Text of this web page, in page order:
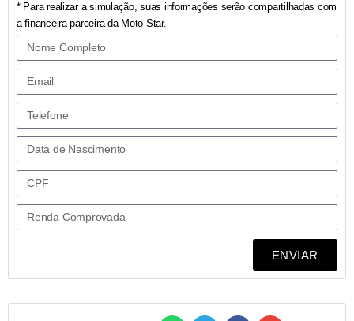
* Para realizar a simulação, suas informações serão compartilhadas com
a financeira parceira da Moto Star.
ENVIAR